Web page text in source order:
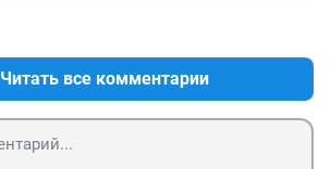
Читать все комментарии